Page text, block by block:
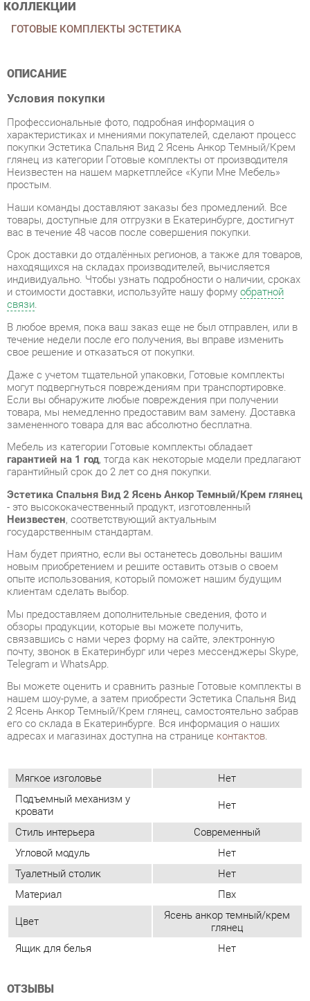
ОПИСАНИЕ
характеристиках и мнениями покупателей, сделают процесс
покупки Эстетика Спальня Вид 2 Ясень Анкор Темный/Крем
глянец из категории Готовые комплекты от производителя
Неизвестен на нашем маркетплейсе «Купи Мне Мебель»
простым.
Наши команды доставляют заказы без промедлений. Все
товары, доступные для отгрузки в Екатеринбурге, достигнут
вас в течение 48 часов после совершения покупки.
Срок доставки до отдалённых регионов, а также для товаров,
находящихся на складах производителей, вычисляется
индивидуально. Чтобы узнать подробности о наличии, сроках
связи .
В любое время, пока ваш заказ еще не был отправлен, или в
течение недели после его получения, вы вправе изменить
свое решение и отказаться от покупки.
Даже с учетом тщательной упаковки, Готовые комплекты
могут подвергнуться повреждениям при транспортировке.
Если вы обнаружите любые повреждения при получении
товара, мы немедленно предоставим вам замену. Доставка
замененного товара для вас абсолютно бесплатна.
Мебель из категории Готовые комплекты обладает
гарантией на 1 год, тогда как некоторые модели предлагают
гарантийный срок до 2 лет со дня покупки.
Эстетика Спальня Вид 2 Ясень Анкор Темный/Крем глянец
- это высококачественный продукт, изготовленный
Неизвестен, соответствующий актуальным
государственным стандартам.
Нам будет приятно, если вы останетесь довольны вашим
новым приобретением и решите оставить отзыв о своем
опыте использования, который поможет нашим будущим
клиентам сделать выбор.
Мы предоставляем дополнительные сведения, фото и
обзоры продукции, которые вы можете получить,
связавшись с нами через форму на сайте, электронную
почту, звонок в Екатеринбург или через мессенджеры Skype,
Вы можете оценить и сравнить разные Готовые комплекты в
нашем шоу-руме, а затем приобрести Эстетика Спальня Вид
2 Ясень Анкор Темный/Крем глянец, самостоятельно забрав
его со склада в Екатеринбурге. Вся информация о наших
адресах и магазинах доступна на странице
Мягкое изголовье
Нет
Подъемный механизм у
кровати Нет
Угловой модуль
Нет
Туалетный столик
Нет
Материал Пвх
Цвет Ясень анкор темный/крем
глянец
Ящик для белья
Нет
ОТЗЫВЫ
Пока нет отзывов, поделитесь первым своим мнением.